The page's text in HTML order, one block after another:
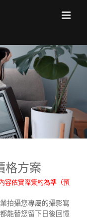
格方案
容依實際簽約為準（預
拍攝您專屬的攝影寫
能替您留下日後回憶